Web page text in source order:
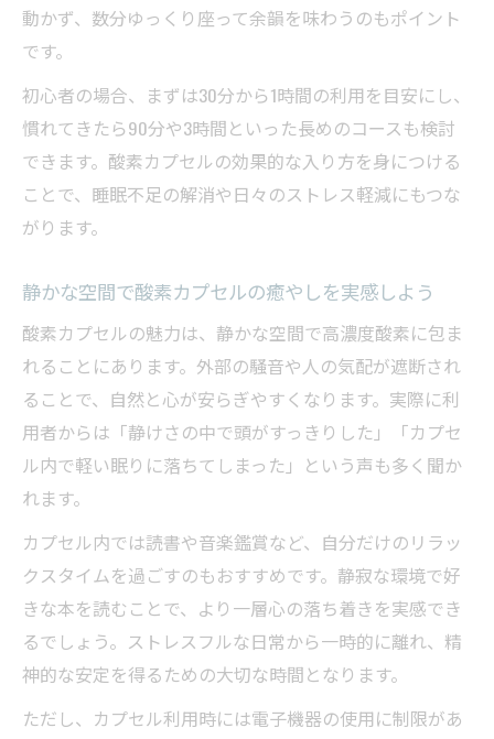
睡眠不足のリカバリーに役立つ酸素カプセル
リー
酸素カプセル睡眠時間相当のリフレッシュ
効果とは
睡眠不足時に酸素カプセルがもたらすメリ
れる
酸素カプセルの睡眠不足解消に向けた活用
法
酸素カプセルの効果的な入り方を徹底解説
酸素カプセルの効果的な入り方と注意点ま
とめ
酸素カプセル何分が最適かを目的別に紹介
深呼吸を意識した酸素カプセルの入り方の
コツ
酸素カプセルで効果を実感するための入り
方
リラックス重視なら静かな酸素カプセル活用を
動かず、数分ゆっくり座って余韻を味わうのもポイント
です。
初心者の場合、まずは30分から1時間の利用を目安にし、
慣れてきたら90分や3時間といった長めのコースも検討
できます。酸素カプセルの効果的な入り方を身につける
ことで、睡眠不足の解消や日々のストレス軽減にもつな
がります。
静かな空間で酸素カプセルの癒やしを実感しよう
酸素カプセルの魅力は、静かな空間で高濃度酸素に包ま
れることにあります。外部の騒音や人の気配が遮断され
ることで、自然と心が安らぎやすくなります。実際に利
用者からは「静けさの中で頭がすっきりした」「カプセ
ル内で軽い眠りに落ちてしまった」という声も多く聞か
れます。
カプセル内では読書や音楽鑑賞など、自分だけのリラッ
クスタイムを過ごすのもおすすめです。静寂な環境で好
きな本を読むことで、より一層心の落ち着きを実感でき
るでしょう。ストレスフルな日常から一時的に離れ、精
神的な安定を得るための大切な時間となります。
ただし、カプセル利用時には電子機器の使用に制限があ